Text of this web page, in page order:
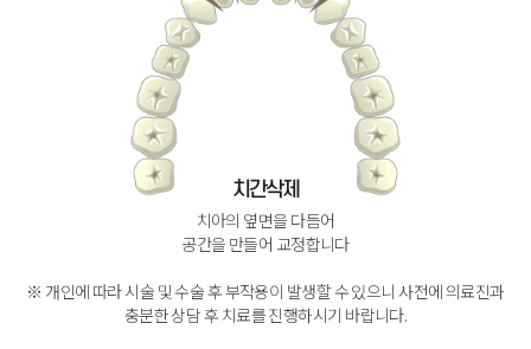
치간삭제
치아의 옆면을 다듬어
공간을 만들어 교정합니다
※ 개인에 따라 시술 및 수술 후 부작용이 발생할 수 있으니 사전에 의료진과
충분한 상담 후 치료를 진행하시기 바랍니다.